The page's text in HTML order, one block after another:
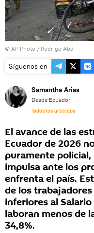
© AP Photo / Rodrigo Abd
Síguenos en
Samantha Arias
Desde Ecuador
Todos los artículos
El avance de las
Ecuador de 2026
puramente
impulsa ante los
enfrenta el país.
de los
inferiores al
laboran menos de
34,8%.